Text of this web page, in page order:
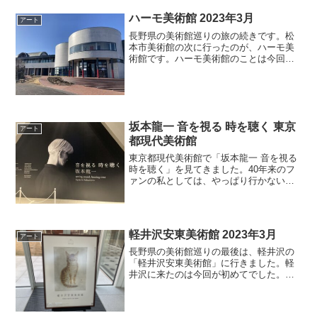
品、かつ、国外に持ち出されるのは初め
て、ということなので、こういう...
アート ハーモ美術館 2023年3月
長野県の美術館巡りの旅の続きです。松
本市美術館の次に行ったのが、ハーモ美
術館です。ハーモ美術館のことは今回の
アート
坂本龍一 音を視る 時を聴く 東京
都現代美術館
東京都現代美術館で「坂本龍一 音を視る
時を聴く」を見てきました。40年来のフ
ァンの私としては、やっぱり行かない
もあって、このような...
アート 軽井沢安東美術館 2023年3月
長野県の美術館巡りの最後は、軽井沢の
「軽井沢安東美術館」に行きました。軽
井沢に来たのは今回が初めてでした。来